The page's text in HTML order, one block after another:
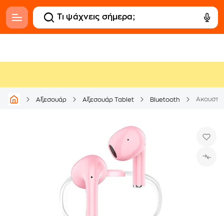
Αξεσουάρ Αξεσουάρ Tablet Bluetooth